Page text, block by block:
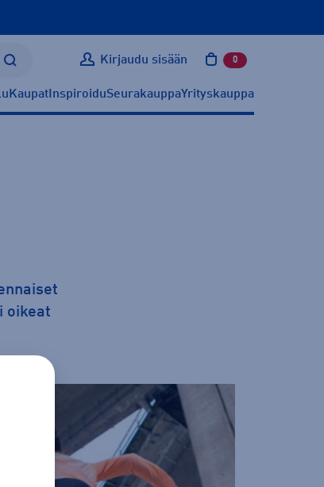
Kirjaudu sisään 0 tuotetta
Kaupat InspiroiduSeurakauppaYrityskauppa
oikeat